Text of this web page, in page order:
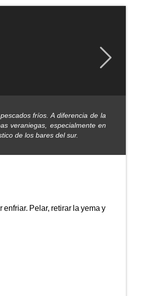
fríos. A diferencia de la
veraniegas, especialmente en
de los bares del sur.
Pelar, retirar la yema y